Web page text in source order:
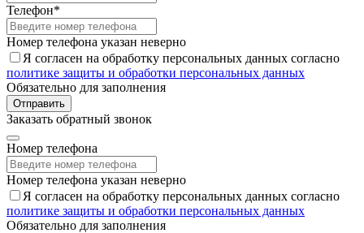
Телефон*
Номер телефона указан неверно
Я согласен на обработку персональных данных согласно
политике защиты и обработки персональных данных
Обязательно для заполнения
Отправить
Заказать обратный звонок
Номер телефона
Номер телефона указан неверно
Я согласен на обработку персональных данных согласно
политике защиты и обработки персональных данных
Обязательно для заполнения